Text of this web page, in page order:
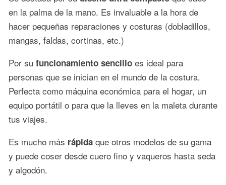
en la palma de la mano. Es invaluable a la hora de
hacer pequeñas reparaciones y costuras (dobladillos,
mangas, faldas, cortinas, etc.)
Por su funcionamiento sencillo es ideal para
personas que se inician en el mundo de la costura.
Perfecta como máquina económica para el hogar, un
equipo portátil o para que la lleves en la maleta durante
tus viajes.
Es mucho más rápida que otros modelos de su gama
y puede coser desde cuero fino y vaqueros hasta seda
y algodón.